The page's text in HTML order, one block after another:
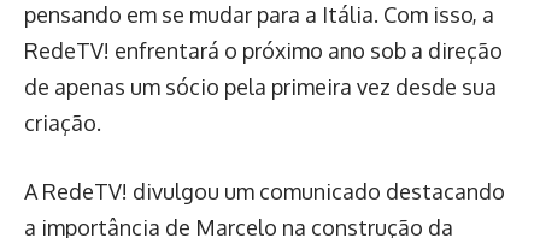
pensando em se mudar para a Itália. Com isso, a
RedeTV! enfrentará o próximo ano sob a direção
de apenas um sócio pela primeira vez desde sua
criação.
A RedeTV! divulgou um comunicado destacando
a importância de Marcelo na construção da